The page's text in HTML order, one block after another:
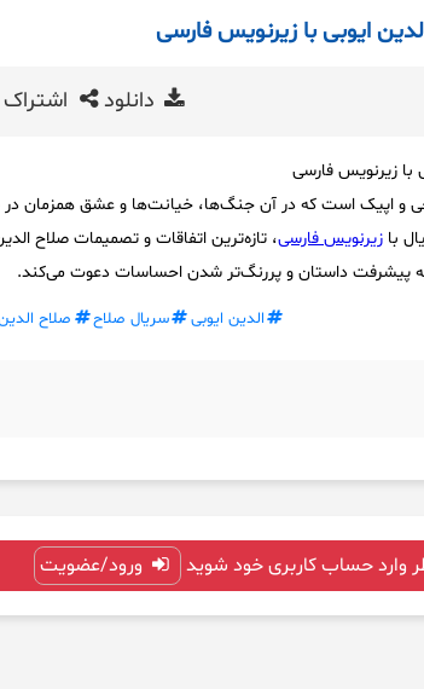
دانلود اشتراک
و اپیک است که در آن جنگ‌ها، خیانت‌ها و عشق همزمان در
زیرنویس فارسی، تازه‌ترین اتفاقات و تصمیمات صلاح
پیشرفت داستان و پررنگ‌تر شدن احساسات دعوت می‌کند.
الدین ایوبی سریال صلاح صلاح
وارد حساب کاربری خود شوید ورود/عضویت